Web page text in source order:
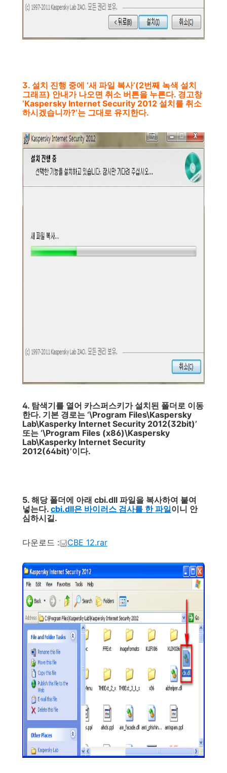
3. 설치 진행 중에 ‘새 파일 복사’(2번째 녹색 설치
그래프) 안내가 나오면 취소 버튼을 누른다. 경고창
‘Kaspersky Internet Security 2012 설치를 취소
하시겠습니까?’는 그대로 유지한다.
4. 탐색기를 열어 카스퍼스키가 설치된 폴더로 이동
한다. 기본 경로는 ‘\Program Files\Kaspersky
Lab\Kasperky Internet Security 2012(32bit)’
또는 ‘\Program Files (x86)\Kaspersky
Lab\Kasperky Internet Security
2012(64bit)’이다.
5. 해당 폴더에 아래 cbi.dll 파일을 복사하여 붙여
넣는다. cbi.dll은 바이러스 검사를 한 파일이니 안
심하시길.
다운로드 : CBE 12.rar